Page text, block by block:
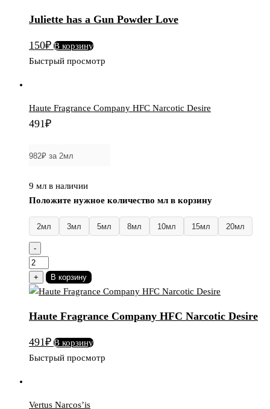
a
Powder
Love
Juliette has a Gun Powder Love
150₽ В корзину
Быстрый просмотр
Haute Fragrance Company HFC Narcotic Desire
491₽
9 мл в наличии
Положите нужное количество мл в корзину
2мл 3мл 5мл 8мл 10мл 15мл 20мл
-
Количество
товара
Haute
Company
Narcotic
Desire
+ В корзину
Haute Fragrance Company HFC Narcotic Desire
491₽ В корзину
Быстрый просмотр
Vertus Narcos’is